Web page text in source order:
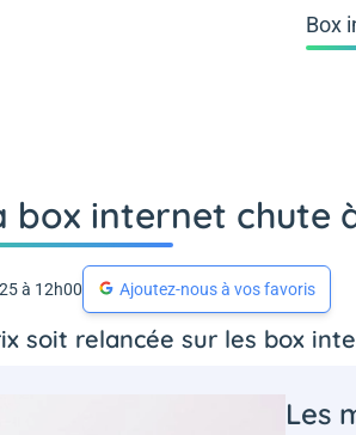
Box
box internet chute
à 12h00 Ajoutez-nous à vos favoris
soit relancée sur les box
Les